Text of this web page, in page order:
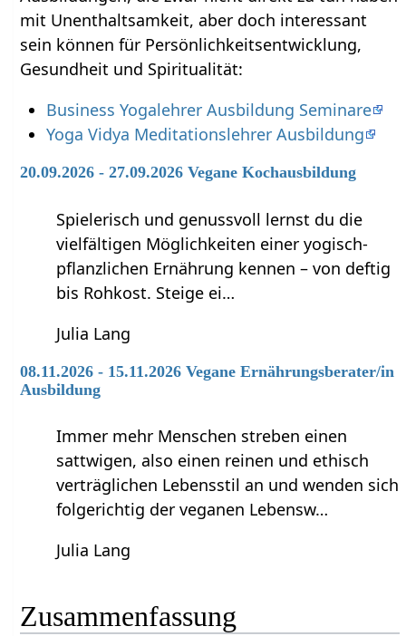
mit Unenthaltsamkeit‏‎, aber doch interessant
sein können für Persönlichkeitsentwicklung,
Gesundheit und Spiritualität:
Business Yogalehrer Ausbildung Seminare
Yoga Vidya Meditationslehrer Ausbildung
20.09.2026 - 27.09.2026 Vegane Kochausbildung
Spielerisch und genussvoll lernst du die
vielfältigen Möglichkeiten einer yogisch-
pflanzlichen Ernährung kennen – von deftig
bis Rohkost. Steige ei…
Julia Lang
08.11.2026 - 15.11.2026 Vegane Ernährungsberater/in
Ausbildung
Immer mehr Menschen streben einen
sattwigen, also einen reinen und ethisch
verträglichen Lebensstil an und wenden sich
folgerichtig der veganen Lebensw…
Julia Lang
Zusammenfassung